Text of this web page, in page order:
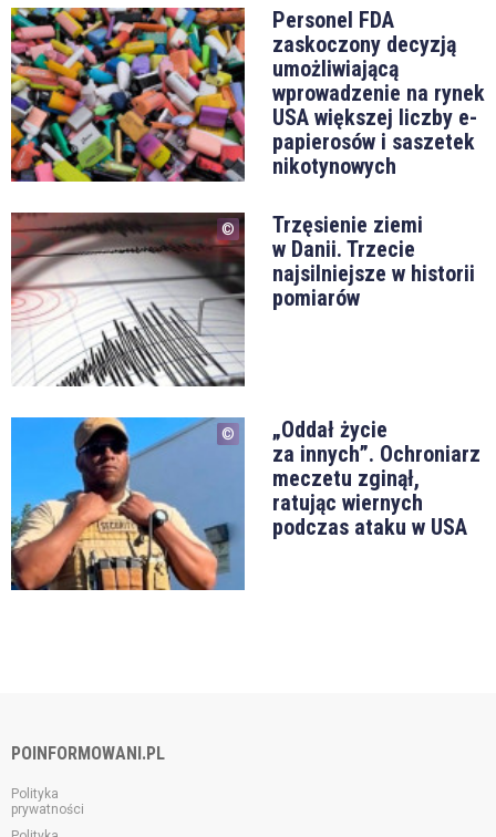
Personel FDA
zaskoczony decyzją
umożliwiającą
wprowadzenie na rynek
USA większej liczby e-
papierosów i saszetek
nikotynowych
Trzęsienie ziemi
w Danii. Trzecie
najsilniejsze w historii
pomiarów
„Oddał życie
za innych”. Ochroniarz
meczetu zginął,
ratując wiernych
podczas ataku w USA
POINFORMOWANI.PL
Polityka
prywatności